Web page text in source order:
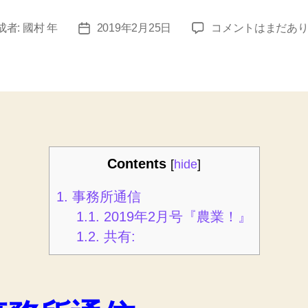
者: 國村 年
投
2019年2月25日
事
信
コメントはまだあ
Contents [hide]
1. 事務所通信
1.1. 2019年2月号『農業！』
1.2. 共有: